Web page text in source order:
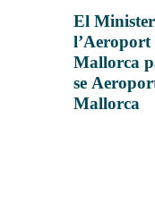
El
l’Aeroport
Mallorca
se
Mallorca